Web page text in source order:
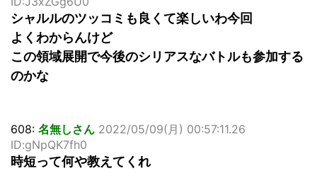
シャルルのツッコミも良くて楽しいわ今回
よくわからんけど
この領域展開で今後のシリアスなバトルも参加する
のかな
608: 名無しさん 2022/05/09(月) 00:57:11.26
ID:gNpQK7fh0
時短って何や教えてくれ